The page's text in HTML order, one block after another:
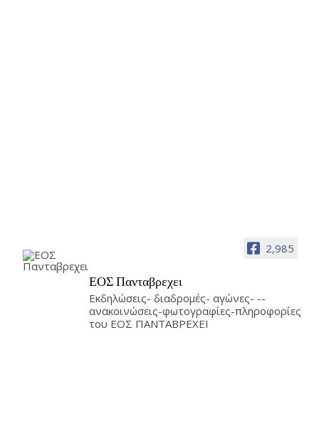
2,985
ΕΟΣ Πανταβρεχει
Εκδηλώσεις- διαδρομές- αγώνες- --
ανακοινώσεις-φωτογραφίες-πληροφορίες
του ΕΟΣ ΠΑΝΤΑΒΡΕΧΕΙ